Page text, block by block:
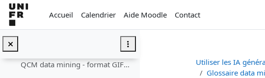
Passer au contenu principal
Accueil
Calendrier Aide Moodle Contact
QCM data mining : prompt (allemand)
QCM data mining - format GIFT (allemand)
Utiliser les IA
Glossaire data